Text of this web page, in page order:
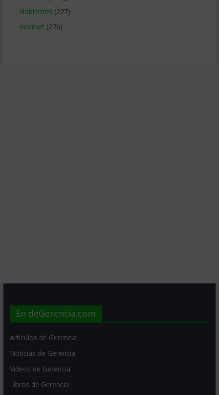
Gobiernos (227)
Internet (276)
En deGerencia.com
Artículos de Gerencia
Noticias de Gerencia
Videos de Gerencia
Libros de Gerencia